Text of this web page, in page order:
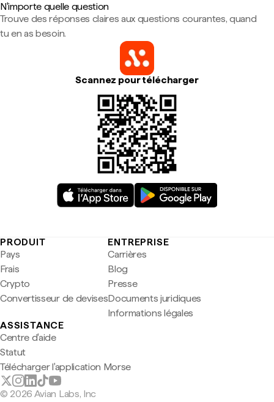
N'importe quelle question
Trouve des réponses claires aux questions courantes, quand
tu en as besoin.
Scannez pour télécharger
PRODUIT
Pays
Frais
Crypto
Convertisseur de devises
ENTREPRISE
Carrières
Blog
Presse
Documents juridiques
Informations légales
ASSISTANCE
Centre d'aide
Statut
Télécharger l'application Morse
© 2026 Avian Labs, Inc